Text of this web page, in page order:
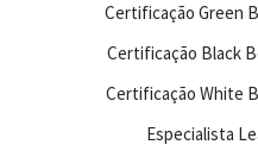
Certificação Green
Certificação Black
Certificação White
Especialista